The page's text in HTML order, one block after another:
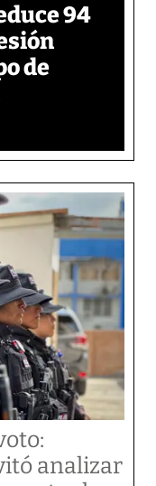
94
de
analizar